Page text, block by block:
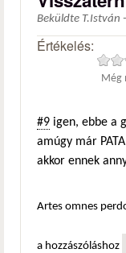
Beküldte T.István -
Értékelés:
Még
#9 igen, ebbe a
amúgy már
akkor ennek
Artes omnes
a hozzászóláshoz